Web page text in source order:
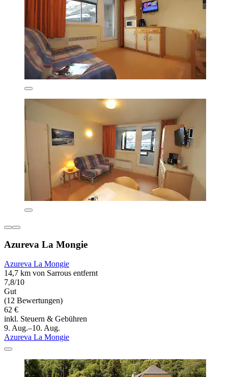
Azureva La Mongie
Azureva La Mongie
14,7 km von Sarrous entfernt
7,8/10
Gut
(12 Bewertungen)
62 €
inkl. Steuern & Gebühren
9. Aug.–10. Aug.
Azureva La Mongie